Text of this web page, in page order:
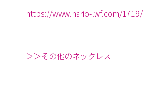
https://www.hario-lwf.com/1719/
＞＞その他のネックレス